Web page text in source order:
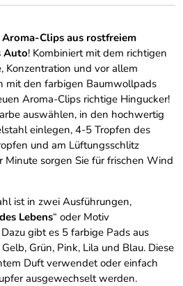
Aroma-Clips aus rostfreiem
Auto! Kombiniert mit dem richtigen
Konzentration und vor allem
mit den farbigen Baumwollpads
Aroma-Clips richtige Hingucker!
auswählen, in den hochwertig
einlegen, 4-5 Tropfen des
und am Lüftungsschlitz
Minute sorgen Sie für frischen Wind
ist in zwei Ausführungen,
Lebens“ oder Motiv
gibt es 5 farbige Pads aus
Grün, Pink, Lila und Blau. Diese
Duft verwendet oder einfach
ausgewechselt werden.